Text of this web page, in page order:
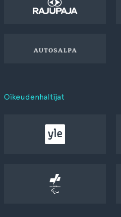
Oikeudenhaltijat